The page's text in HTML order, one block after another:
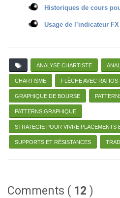
Historiques de cours
Usage de l’indicateur
ANALYSE CHARTISTE
CHARTISME FLÈCHE AVEC
GRAPHIQUE DE BOURSE
PATTERNS GRAPHIQUE
STRATEGIE POUR VIVRE PLACEMENTS
SUPPORTS ET RÉSISTANCES
Comments ( 12 )